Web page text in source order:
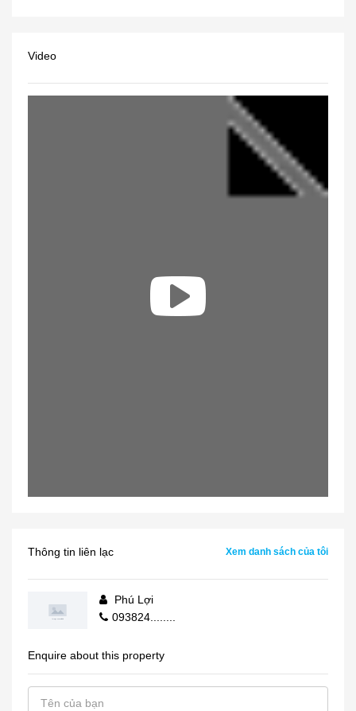
Video
Thông tin liên lạc Xem danh sách của tôi
Phú Lợi
093824........
Enquire about this property